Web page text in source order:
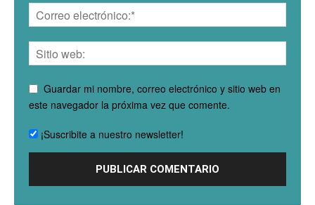
Guardar mi nombre, correo electrónico y sitio web en
este navegador la próxima vez que comente.
¡Suscribite a nuestro newsletter!